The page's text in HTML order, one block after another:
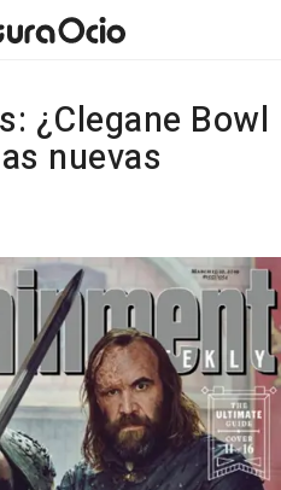
¿Clegane Bowl
nuevas